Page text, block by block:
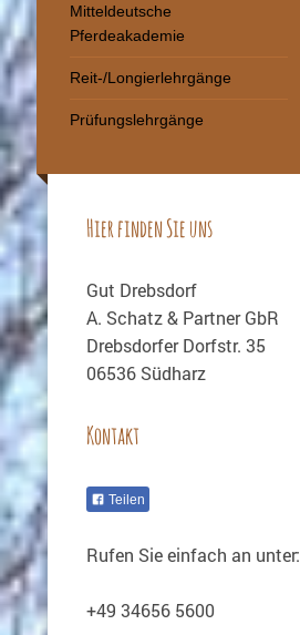
Mitteldeutsche
Pferdeakademie
Reit-/Longierlehrgänge
Prüfungslehrgänge
Hier finden Sie uns
Gut Drebsdorf
A. Schatz & Partner GbR
Drebsdorfer Dorfstr. 35
06536 Südharz
Kontakt
Teilen
Rufen Sie einfach an unter:
+49 34656 5600